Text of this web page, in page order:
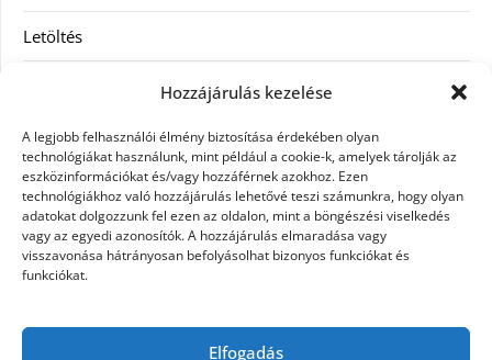
Hozzájárulás kezelése
A legjobb felhasználói élmény biztosítása érdekében olyan
technológiákat használunk, mint például a cookie-k, amelyek tárolják az
eszközinformációkat és/vagy hozzáférnek azokhoz. Ezen
technológiákhoz való hozzájárulás lehetővé teszi számunkra, hogy olyan
adatokat dolgozzunk fel ezen az oldalon, mint a böngészési viselkedés
vagy az egyedi azonosítók. A hozzájárulás elmaradása vagy
visszavonása hátrányosan befolyásolhat bizonyos funkciókat és
funkciókat.
Elfogadás
Letöltés
SEO
Szolgáltatás
Szórakozás
Táskák
Vásárlás-Eladás